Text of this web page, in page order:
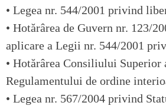
• Legea nr. 544/2001 privind
• Hotărârea de Guvern nr. 123/
aplicare a Legii nr. 544/2001
• Hotărârea Consiliului
Regulamentului de ordine
• Legea nr. 567/2004 privind